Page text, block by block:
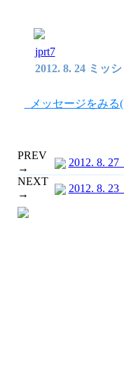
jprt7
2012. 8. 24 ミッ
メッセージをみる
PREV
→
2012. 8.
NEXT
→
2012. 8.